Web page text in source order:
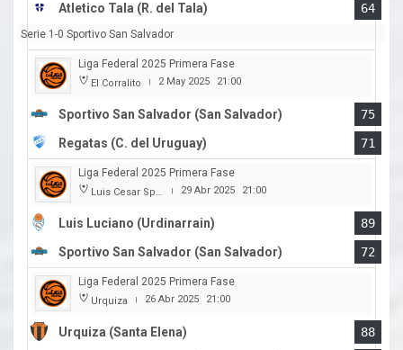
Atletico Tala (R. del Tala)
64
Serie 1-0 Sportivo San Salvador
Liga Federal 2025 Primera Fase
El Corralito | 2 May 2025 21:00
Sportivo San Salvador (San Salvador)
75
Regatas (C. del Uruguay)
71
Liga Federal 2025 Primera Fase
Luis Cesar Spiazzi | 29 Abr 2025 21:00
Luis Luciano (Urdinarrain)
89
Sportivo San Salvador (San Salvador)
72
Liga Federal 2025 Primera Fase
Urquiza | 26 Abr 2025 21:00
Urquiza (Santa Elena)
88